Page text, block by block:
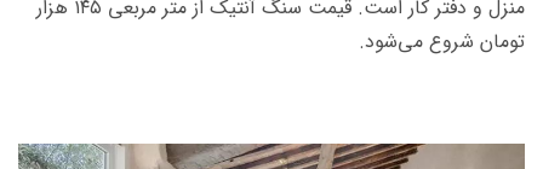
منزل و دفتر کار است. قیمت سنگ آنتیک از متر مربعی ۱۴۵ هزار
تومان شروع می‌شود.